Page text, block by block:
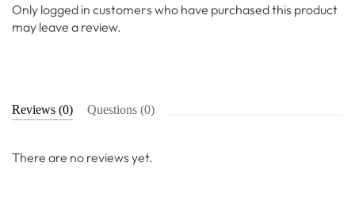
Only logged in customers who have purchased this product
may leave a review.
Reviews (0) Questions (0)
There are no reviews yet.